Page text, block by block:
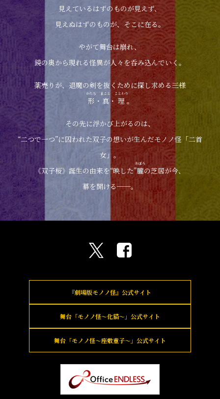
見えているはずのものが見えず、
見えぬはずのものが、そこに在る。
やがて舞台は崩れ、
鏡の奥から現れる怪異が人々を呑み込んでいく。
薬売りが、退魔の剣を抜くために探し求める――三様
形
かたち
・ 真
まこと
・ 理
ことわり
。
その先に浮かび上がるのは、
“二つで一つ”に囚われた双子の想いが生んだモノノ怪「二首
女」。
《双子桜》誕生の由来を“映した”朧
おぼろ
の芝居が今、
幕を開ける──。
『劇場版モノノ怪』 公式サイト
舞台「モノノ怪～化猫～」 公式サイト
舞台「モノノ怪～座敷童子～」 公式サイト